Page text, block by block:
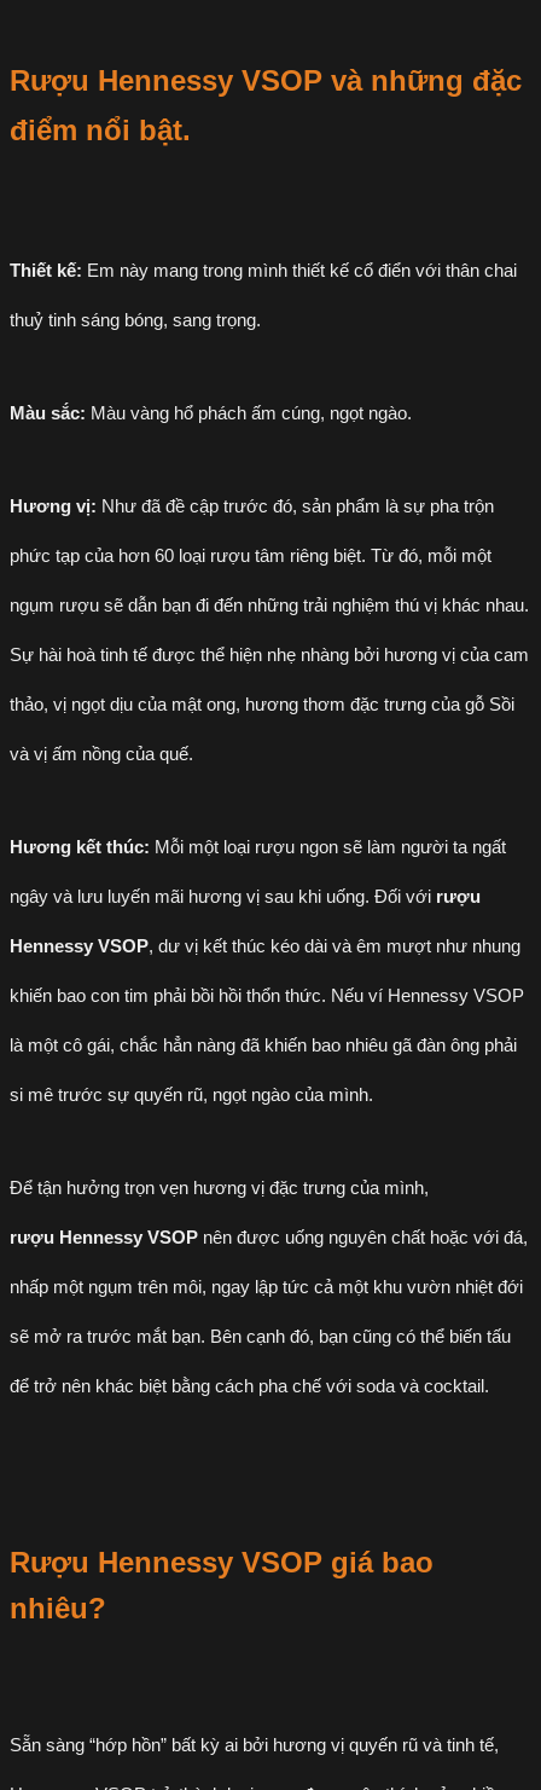
Rượu Hennessy VSOP và những đặc
điểm nổi bật.
Thiết kế: Em này mang trong mình thiết kế cổ điển với thân chai
thuỷ tinh sáng bóng, sang trọng.
Màu sắc: Màu vàng hổ phách ấm cúng, ngọt ngào.
Hương vị: Như đã đề cập trước đó, sản phẩm là sự pha trộn
phức tạp của hơn 60 loại rượu tâm riêng biệt. Từ đó, mỗi một
ngụm rượu sẽ dẫn bạn đi đến những trải nghiệm thú vị khác nhau.
Sự hài hoà tinh tế được thể hiện nhẹ nhàng bởi hương vị của cam
thảo, vị ngọt dịu của mật ong, hương thơm đặc trưng của gỗ Sồi
và vị ấm nồng của quế.
Hương kết thúc: Mỗi một loại rượu ngon sẽ làm người ta ngất
ngây và lưu luyến mãi hương vị sau khi uống. Đối với rượu
Hennessy VSOP, dư vị kết thúc kéo dài và êm mượt như nhung
khiến bao con tim phải bồi hồi thổn thức. Nếu ví Hennessy VSOP
là một cô gái, chắc hẳn nàng đã khiến bao nhiêu gã đàn ông phải
si mê trước sự quyến rũ, ngọt ngào của mình.
Để tận hưởng trọn vẹn hương vị đặc trưng của mình,
rượu Hennessy VSOP nên được uống nguyên chất hoặc với đá,
nhấp một ngụm trên môi, ngay lập tức cả một khu vườn nhiệt đới
sẽ mở ra trước mắt bạn. Bên cạnh đó, bạn cũng có thể biến tấu
để trở nên khác biệt bằng cách pha chế với soda và cocktail.
Rượu Hennessy VSOP giá bao
nhiêu?
Sẵn sàng “hớp hồn” bất kỳ ai bởi hương vị quyến rũ và tinh tế,